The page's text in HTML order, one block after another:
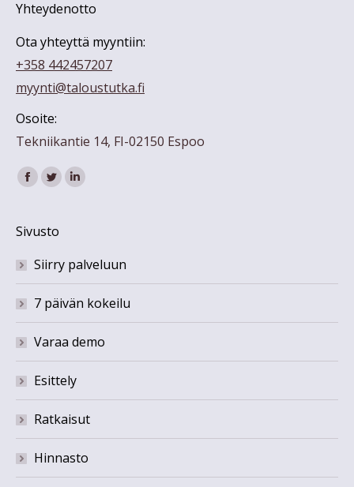
Yhteydenotto
Ota yhteyttä myyntiin:
+358 442457207
myynti@taloustutka.fi
Osoite:
Tekniikantie 14, FI-02150 Espoo
Find us on:
Facebook
TwitterLinkedin
Sivusto
Siirry palveluun
7 päivän kokeilu
Varaa demo
Esittely
Ratkaisut
Hinnasto